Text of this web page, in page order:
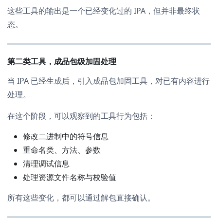
这些工具的输出是一个已经变化过的 IPA，但并非最终状
态。
第二类工具，成品包级加固处理
当 IPA 已经生成后，引入成品包加固工具，对已有内容进行
处理。
在这个阶段，可以观察到的工具行为包括：
修改二进制中的符号信息
重命名类、方法、参数
清理调试信息
处理资源文件名称与校验值
所有这些变化，都可以通过解包直接确认。